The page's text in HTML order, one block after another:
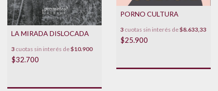
LA MIRADA DISLOCADA
3 cuotas sin interés de$10.900
$32.700
PORNO CULTURA
3 cuotas sin interés de$8.633,33
$25.900